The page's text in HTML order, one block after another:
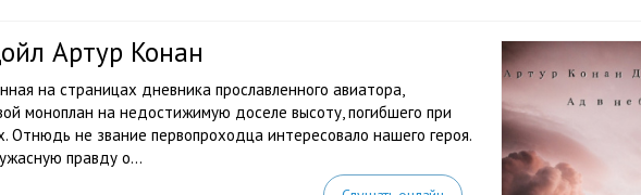
Артур Конан
на страницах дневника прославленного авиатора,
моноплан на недостижимую доселе высоту, погибшего при
Отнюдь не звание первопроходца интересовало нашего героя.
правду о...